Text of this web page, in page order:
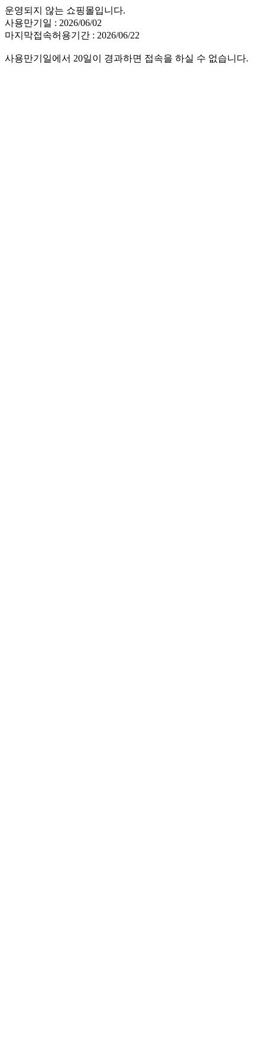
운영되지 않는 쇼핑몰입니다.
사용만기일 : 2026/06/02
마지막접속허용기간 : 2026/06/22
사용만기일에서 20일이 경과하면 접속을 하실 수 없습니다.